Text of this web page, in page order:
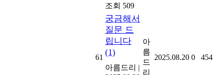
조회 509
61
궁금해서
질문 드
립니다
(1)
아름드리 |
아
름
드
리
2025.08.20 0 454